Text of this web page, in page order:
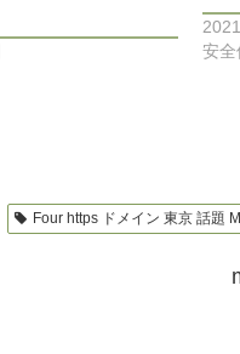
安全
Four https ドメイン 東京 話題